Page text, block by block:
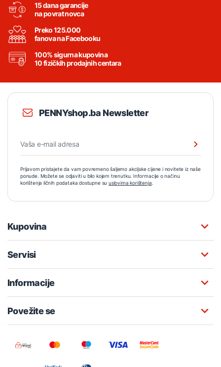
15 dana garancije
na povrat novca
Preko 125.000
fanova na Facebooku
100% sigurna kupovina
10 fizičkih prodajnih centara
PENNYshop.ba Newsletter
Prijavom pristajete da vam povremeno šaljemo akcijske cijene i novitete iz naše
ponude. Možete se odjaviti u bilo kojem trenutku. Informacije o načinu
korištenja ličnih podataka dostupne su uslovima korištenja.
Kupovina
Servisi
Informacije
Povežite se